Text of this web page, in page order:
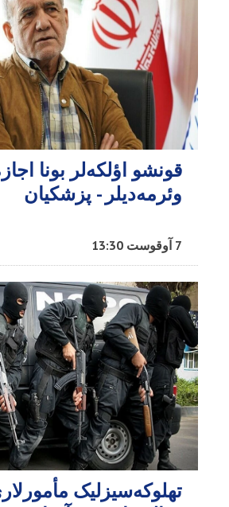
قونشو اؤلکه‌لر بونا
وئرمه‌دیلر - پزشکیان
7 آوقوست 13:30
تهلوکه‌سیزلیک